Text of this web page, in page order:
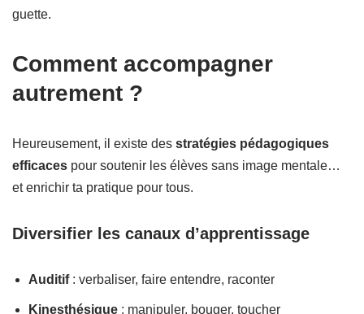
guette.
Comment accompagner
autrement ?
Heureusement, il existe des stratégies pédagogiques
efficaces pour soutenir les élèves sans image mentale…
et enrichir ta pratique pour tous.
Diversifier les canaux d’apprentissage
Auditif: verbaliser, faire entendre, raconter
Kinesthésique : manipuler, bouger, toucher